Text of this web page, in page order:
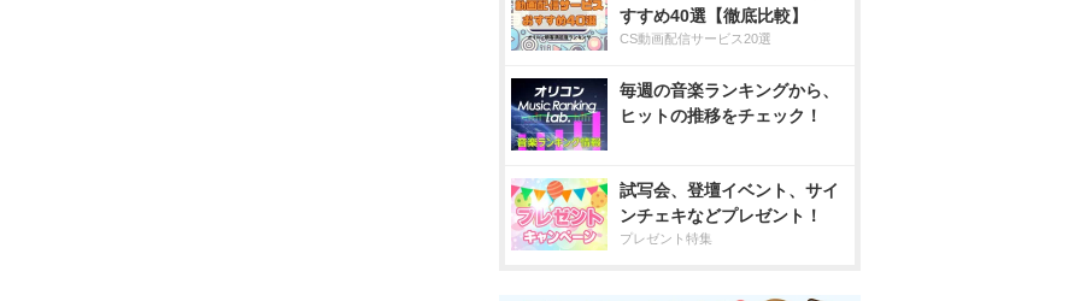
すすめ40選【徹底比較】
CS動画配信サービス20選
毎週の音楽ランキングから、
ヒットの推移をチェック！
試写会、登壇イベント、サイ
ンチェキなどプレゼント！
プレゼント特集